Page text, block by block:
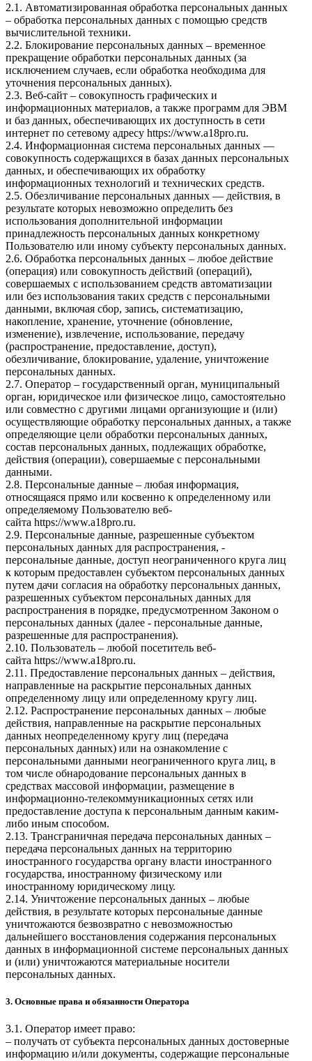
2.1. Автоматизированная обработка персональных данных
– обработка персональных данных с помощью средств
вычислительной техники.
2.2. Блокирование персональных данных – временное
прекращение обработки персональных данных (за
исключением случаев, если обработка необходима для
уточнения персональных данных).
2.3. Веб-сайт – совокупность графических и
информационных материалов, а также программ для ЭВМ
и баз данных, обеспечивающих их доступность в сети
интернет по сетевому адресу https://www.a18pro.ru.
2.4. Информационная система персональных данных —
совокупность содержащихся в базах данных персональных
данных, и обеспечивающих их обработку
информационных технологий и технических средств.
2.5. Обезличивание персональных данных — действия, в
результате которых невозможно определить без
использования дополнительной информации
принадлежность персональных данных конкретному
Пользователю или иному субъекту персональных данных.
2.6. Обработка персональных данных – любое действие
(операция) или совокупность действий (операций),
совершаемых с использованием средств автоматизации
или без использования таких средств с персональными
данными, включая сбор, запись, систематизацию,
накопление, хранение, уточнение (обновление,
изменение), извлечение, использование, передачу
(распространение, предоставление, доступ),
обезличивание, блокирование, удаление, уничтожение
персональных данных.
2.7. Оператор – государственный орган, муниципальный
орган, юридическое или физическое лицо, самостоятельно
или совместно с другими лицами организующие и (или)
осуществляющие обработку персональных данных, а также
определяющие цели обработки персональных данных,
состав персональных данных, подлежащих обработке,
действия (операции), совершаемые с персональными
данными.
2.8. Персональные данные – любая информация,
относящаяся прямо или косвенно к определенному или
определяемому Пользователю веб-
сайта https://www.a18pro.ru.
2.9. Персональные данные, разрешенные субъектом
персональных данных для распространения, -
персональные данные, доступ неограниченного круга лиц
к которым предоставлен субъектом персональных данных
путем дачи согласия на обработку персональных данных,
разрешенных субъектом персональных данных для
распространения в порядке, предусмотренном Законом о
персональных данных (далее - персональные данные,
разрешенные для распространения).
2.10. Пользователь – любой посетитель веб-
сайта https://www.a18pro.ru.
2.11. Предоставление персональных данных – действия,
направленные на раскрытие персональных данных
определенному лицу или определенному кругу лиц.
2.12. Распространение персональных данных – любые
действия, направленные на раскрытие персональных
данных неопределенному кругу лиц (передача
персональных данных) или на ознакомление с
персональными данными неограниченного круга лиц, в
том числе обнародование персональных данных в
средствах массовой информации, размещение в
информационно-телекоммуникационных сетях или
предоставление доступа к персональным данным каким-
либо иным способом.
2.13. Трансграничная передача персональных данных –
передача персональных данных на территорию
иностранного государства органу власти иностранного
государства, иностранному физическому или
иностранному юридическому лицу.
2.14. Уничтожение персональных данных – любые
действия, в результате которых персональные данные
уничтожаются безвозвратно с невозможностью
дальнейшего восстановления содержания персональных
данных в информационной системе персональных данных
и (или) уничтожаются материальные носители
персональных данных.
3. Основные права и обязанности Оператора
3.1. Оператор имеет право:
– получать от субъекта персональных данных достоверные
информацию и/или документы, содержащие персональные